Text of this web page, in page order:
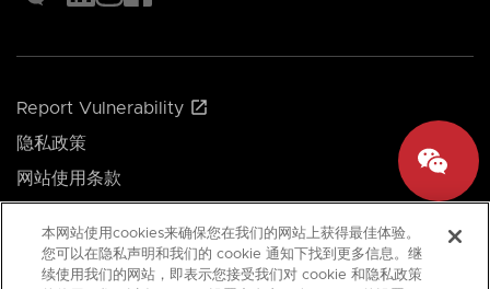
Report Vulnerability
隐私政策
网站使用条款
© 2026 新加坡经济发展局。保留所有权利。
本网站使用cookies来确保您在我们的网站上获得最佳体验。
您可以在隐私声明和我们的 cookie 通知下找到更多信息。继
续使用我们的网站，即表示您接受我们对 cookie 和隐私政策